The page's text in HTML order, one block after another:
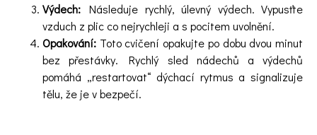
Výdech: Následuje rychlý, úlevný výdech. Vypusťte
vzduch z plic co nejrychleji a s pocitem uvolnění.
Opakování: Toto cvičení opakujte po dobu dvou minut
bez přestávky. Rychlý sled nádechů a výdechů
pomáhá „restartovat“ dýchací rytmus a signalizuje
tělu, že je v bezpečí.